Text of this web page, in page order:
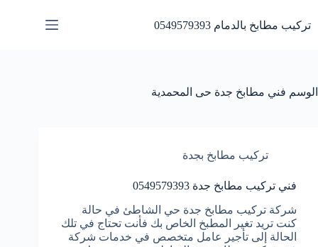
المحتوى
تركيب مطابخ بالدمام 0549579393
الوسم فني مطابخ جدة حى المحمدية
تركيب مطابخ بجدة
فني تركيب مطابخ جدة 0549579393
شركة تركيب مطابخ جدة حي الشاطئ في حالة
كنت تريد تغير المطبخ الخاص بك فأنت تحتاج في تلك
الحالة إلى تأجير عامل متخصص في خدمات شركة